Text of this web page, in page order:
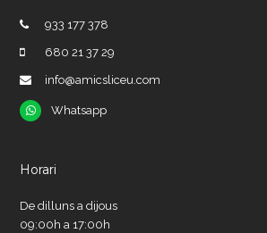
933 177 378
680 21 37 29
info@amicsliceu.com
Whatsapp
Whatsapp
Horari
De dilluns a dijous
09:00h a 17:00h